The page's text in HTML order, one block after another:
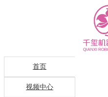
首页
视频中心